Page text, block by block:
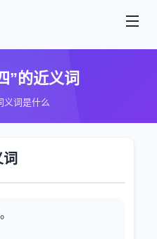
”的近义词
义词是什么